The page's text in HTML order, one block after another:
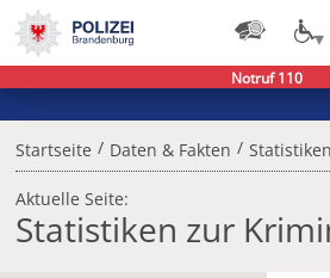
Startseite / Daten & Fakten /
Aktuelle Seite:
Statistiken zur
Notruf 110